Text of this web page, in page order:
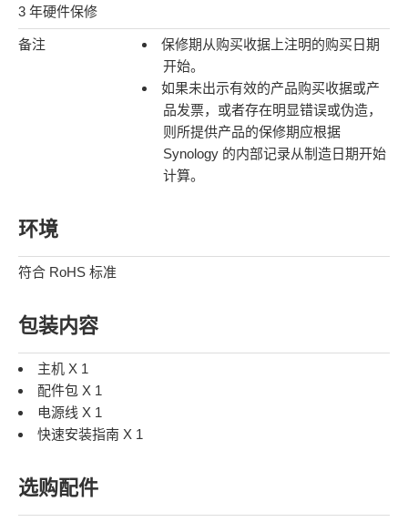
3 年硬件保修
备注
保修期从购买收据上注明的购买日期
开始。
如果未出示有效的产品购买收据或产
品发票，或者存在明显错误或伪造，
则所提供产品的保修期应根据
Synology 的内部记录从制造日期开始
计算。
环境
符合 RoHS 标准
包装内容
主机 X 1
配件包 X 1
电源线 X 1
快速安装指南 X 1
选购配件